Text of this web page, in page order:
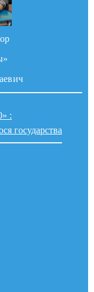
:
государства